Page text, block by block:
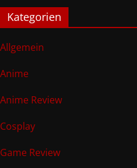
Kategorien
Allgemein
Anime
Anime Review
Cosplay
Game Review